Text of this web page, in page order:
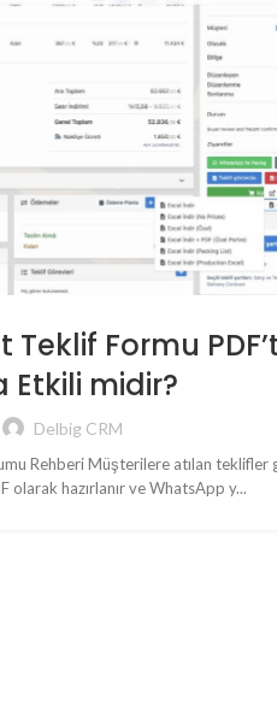
Teklif Formu
Etkili midir?
Delbig CRM
Rehberi Müşterilere atılan teklifler
olarak hazırlanır ve WhatsApp y...